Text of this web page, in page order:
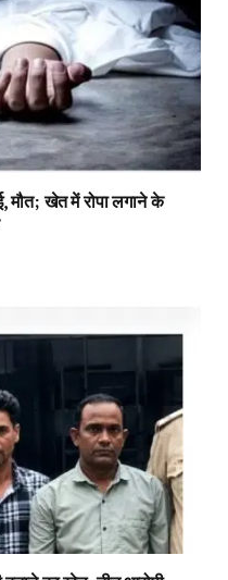
मौत; खेत में रोपा लगाने के